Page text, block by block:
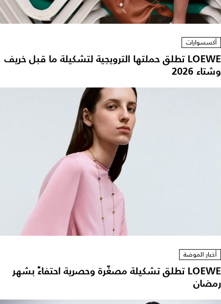
أكسسوارات
LOEWE تطلق حملتها الترويجية لتشكيلة ما قبل خريف
وشتاء 2026
أخبار الموضة
LOEWE تطلق تشكيلة مصغّرة وحصرية احتفاءً بشهر
رمضان